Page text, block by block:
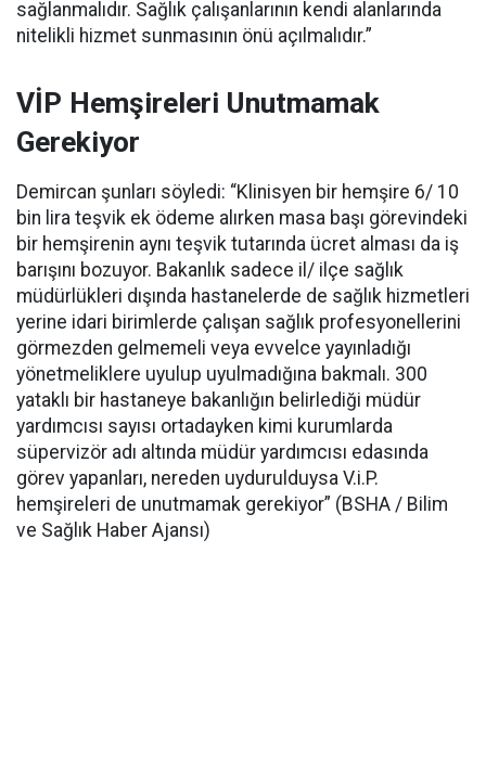
sağlanmalıdır. Sağlık çalışanlarının kendi alanlarında
nitelikli hizmet sunmasının önü açılmalıdır.”
VİP Hemşireleri Unutmamak
Gerekiyor
Demircan şunları söyledi: “Klinisyen bir hemşire 6/ 10
bin lira teşvik ek ödeme alırken masa başı görevindeki
bir hemşirenin aynı teşvik tutarında ücret alması da iş
barışını bozuyor. Bakanlık sadece il/ ilçe sağlık
müdürlükleri dışında hastanelerde de sağlık hizmetleri
yerine idari birimlerde çalışan sağlık profesyonellerini
görmezden gelmemeli veya evvelce yayınladığı
yönetmeliklere uyulup uyulmadığına bakmalı. 300
yataklı bir hastaneye bakanlığın belirlediği müdür
yardımcısı sayısı ortadayken kimi kurumlarda
süpervizör adı altında müdür yardımcısı edasında
görev yapanları, nereden uydurulduysa V.i.P.
hemşireleri de unutmamak gerekiyor” (BSHA / Bilim
ve Sağlık Haber Ajansı)